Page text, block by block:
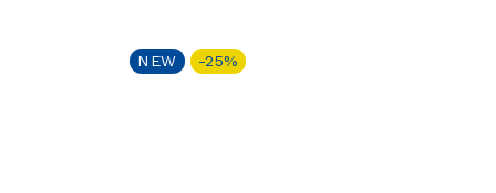
NEW -25%